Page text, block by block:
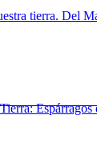
tierra. Del
Espárragos